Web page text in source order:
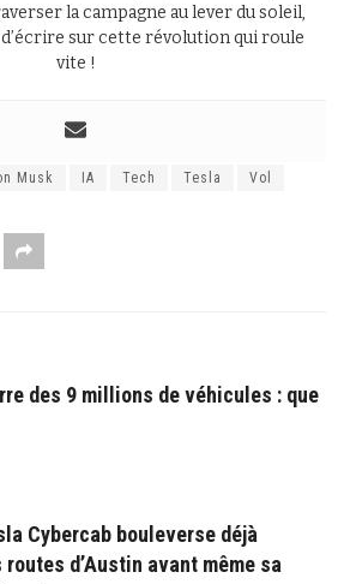
la campagne au lever du soleil,
d’écrire sur cette révolution qui roule
vite !
Musk IA Tech Tesla Vol
des 9 millions de véhicules : que
Cybercab bouleverse déjà
routes d’Austin avant même sa